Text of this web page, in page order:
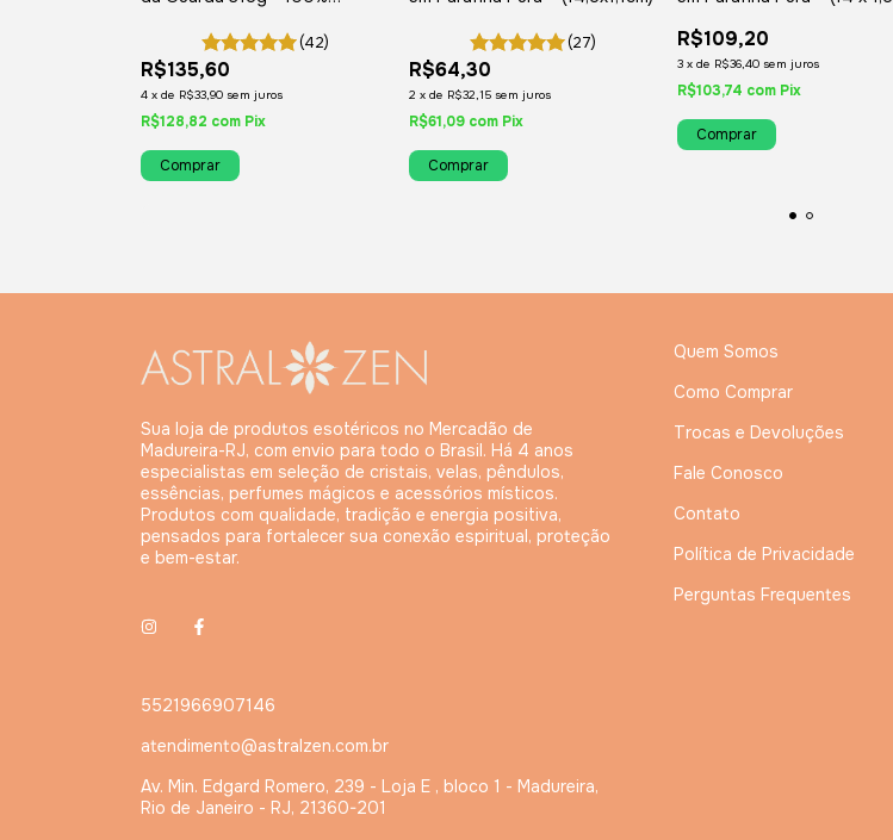
(42)
R$135,60
4 x de R$33,90 sem juros
R$128,82 com Pix
(27)
R$64,30
2 x de R$32,15 sem juros
R$61,09 com Pix
R$109,20
3 x de R$36,40 sem juros
R$103,74 com Pix
Sua loja de produtos esotéricos no Mercadão de
Madureira-RJ, com envio para todo o Brasil. Há 4 anos
especialistas em seleção de cristais, velas, pêndulos,
essências, perfumes mágicos e acessórios místicos.
Produtos com qualidade, tradição e energia positiva,
pensados para fortalecer sua conexão espiritual, proteção
e bem-estar.
5521966907146
atendimento@astralzen.com.br
Av. Min. Edgard Romero, 239 - Loja E , bloco 1 - Madureira,
Rio de Janeiro - RJ, 21360-201
Quem Somos
Como Comprar
Trocas e Devoluções
Fale Conosco
Contato
Política de Privacidade
Perguntas Frequentes